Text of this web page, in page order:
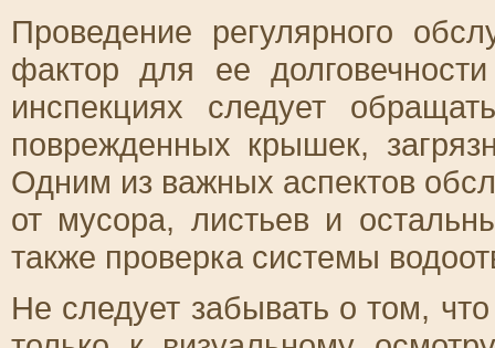
Проведение регулярного
фактор для ее
инспекциях следует
поврежденных крышек,
Одним из важных аспектов
от мусора, листьев и
также проверка системы
Не следует забывать о том,